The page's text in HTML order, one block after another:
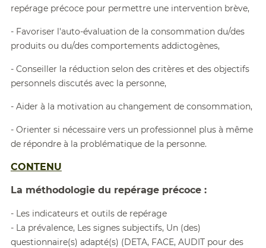
repérage précoce pour permettre une intervention brève,
- Favoriser l'auto-évaluation de la consommation du/des
produits ou du/des comportements addictogènes,
- Conseiller la réduction selon des critères et des objectifs
personnels discutés avec la personne,
- Aider à la motivation au changement de consommation,
- Orienter si nécessaire vers un professionnel plus à même
de répondre à la problématique de la personne.
CONTENU
La méthodologie du repérage précoce :
- Les indicateurs et outils de repérage
- La prévalence, Les signes subjectifs, Un (des)
questionnaire(s) adapté(s) (DETA, FACE, AUDIT pour des